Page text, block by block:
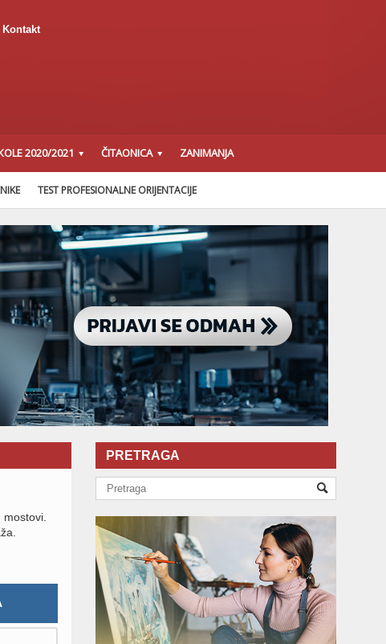
Kontakt
2020/2021 ČITAONICA ZANIMANJA
TEST PROFESIONALNE ORIJENTACIJE
PRETRAGA